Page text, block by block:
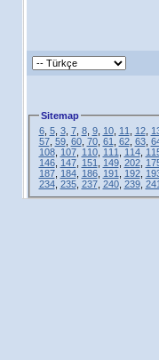
Sitemap
6, 5, 3, 7, 8, 9, 10, 11 12,
57, 59, 60, 70, 61 62, 63,
108, 107, 110, 111 114,
146, 147, 151 149, 202,
187, 184, 186, 191 192,
234, 235, 237, 240, 239, 241